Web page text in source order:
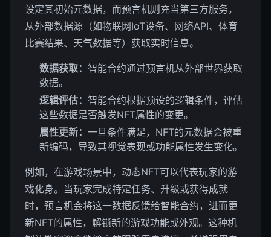
设定其初始元数据，而预言机则充当第三方服务，
从外部数据源（如物联网IoT设备、网络API、体育
比赛结果、天气数据等）获取实时信息。
数据获取： 智能合约通过预言机从外部世界获取
数据。
逻辑评估： 智能合约根据预设的逻辑条件，评估
这些数据是否触发NFT属性的变更。
属性更新： 一旦条件满足，NFT的元数据会被重
新编码，导致其视觉表现或功能属性发生变化。
例如，在游戏场景中，动态NFT可以代表玩家的游
戏化身。当玩家完成特定任务、升级或获得成就
时，预言机会将这一数据反馈给智能合约，进而更
新NFT的属性，解锁新的游戏功能或外观。这种机